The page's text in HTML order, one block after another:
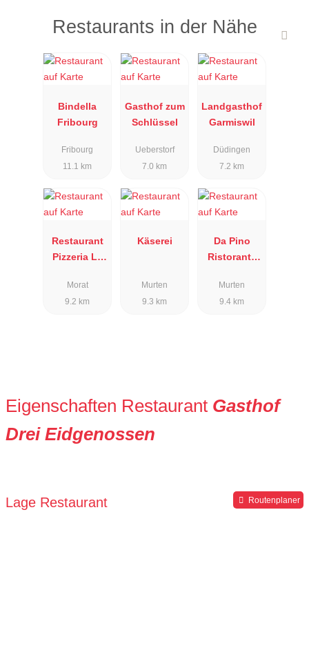
Restaurants in der Nähe
Bindella
Fribourg
Fribourg
11.1 km
Gasthof zum
Schlüssel
Ueberstorf
7.0 km
Landgasthof
Garmiswil
Düdingen
7.2 km
Restaurant
Pizzeria La
Morat
9.2 km
Käserei
Murten
9.3 km
Da Pino
Ristorante
Murten
9.4 km
Eigenschaften Restaurant Gasthof
Drei Eidgenossen
Lage Restaurant Routenplaner